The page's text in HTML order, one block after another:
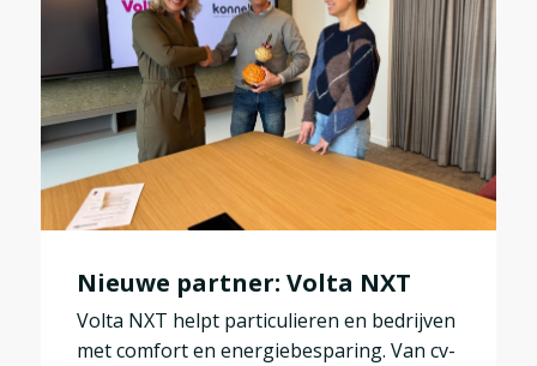
Nieuwe partner: Volta NXT
Volta NXT helpt particulieren en bedrijven
met comfort en energiebesparing. Van cv-